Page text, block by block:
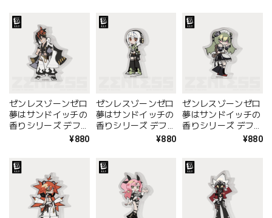
ゼンレスゾーンゼロ
夢はサンドイッチの
香りシリーズ デフォ
ルメキャラアクリル
¥880
ゼンレスゾーンゼロ
夢はサンドイッチの
香りシリーズ デフォ
ルメキャラアクリル
¥880
ゼンレスゾーンゼロ
夢はサンドイッチの
香りシリーズ デフォ
ルメキャラアクリル
¥880